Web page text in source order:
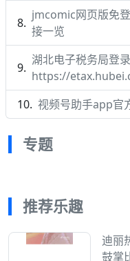
jmcomic网页版免
接一览
湖北电子税务局登录
https://
视频号助手app官
专题
推荐乐趣
迪丽
鼓掌